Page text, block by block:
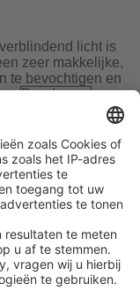
licht is
zeer makkelijke,
te bevochtigen en
Read more
gezien heeft
Gelukkig
definitief het
gelaten, want ze